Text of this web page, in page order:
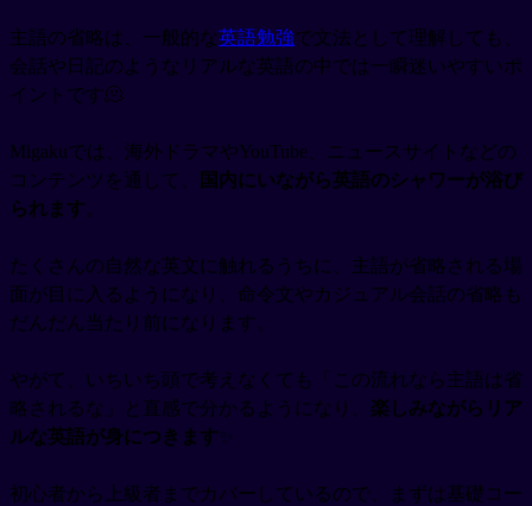
主語の省略は、一般的な英語勉強で文法として理解しても、
会話や日記のようなリアルな英語の中では一瞬迷いやすいポ
イントです🫠
Migakuでは、海外ドラマやYouTube、ニュースサイトなどの
コンテンツを通して、
国内にいながら英語のシャワーが浴び
られます。
たくさんの自然な英文に触れるうちに、主語が省略される場
面が目に入るようになり、命令文やカジュアル会話の省略も
だんだん当たり前になります。
やがて、いちいち頭で考えなくても「この流れなら主語は省
略されるな」と直感で分かるようになり、 楽しみながらリア
ルな英語が身につきます
初心者から上級者までカバーしているので、まずは基礎コー